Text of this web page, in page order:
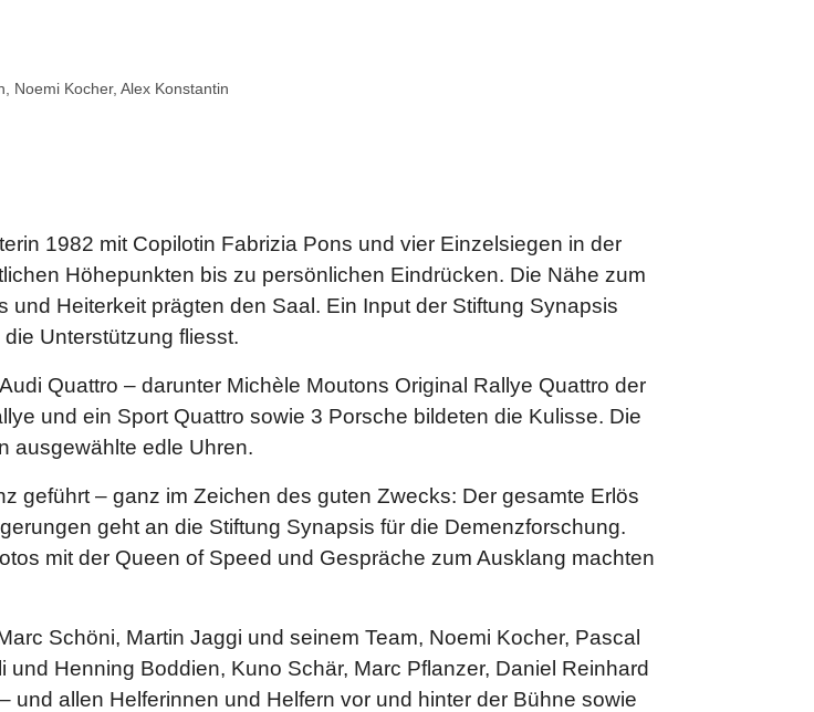
Noemi Kocher, Alex Konstantin
1982 mit Copilotin Fabrizia Pons und vier Einzelsiegen in der
Höhepunkten bis zu persönlichen Eindrücken. Die Nähe zum
Heiterkeit prägten den Saal. Ein Input der Stiftung Synapsis
Unterstützung fliesst.
Quattro – darunter Michèle Moutons Original Rallye Quattro der
und ein Sport Quattro sowie 3 Porsche bildeten die Kulisse. Die
ausgewählte edle Uhren.
geführt – ganz im Zeichen des guten Zwecks: Der gesamte Erlös
geht an die Stiftung Synapsis für die Demenzforschung.
mit der Queen of Speed und Gespräche zum Ausklang machten
Schöni, Martin Jaggi und seinem Team, Noemi Kocher, Pascal
Henning Boddien, Kuno Schär, Marc Pflanzer, Daniel Reinhard
allen Helferinnen und Helfern vor und hinter der Bühne sowie